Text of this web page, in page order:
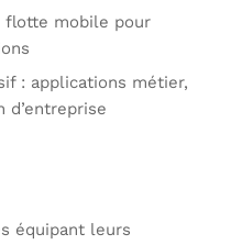
flotte mobile pour
: applications métier,
d’entreprise
équipant leurs